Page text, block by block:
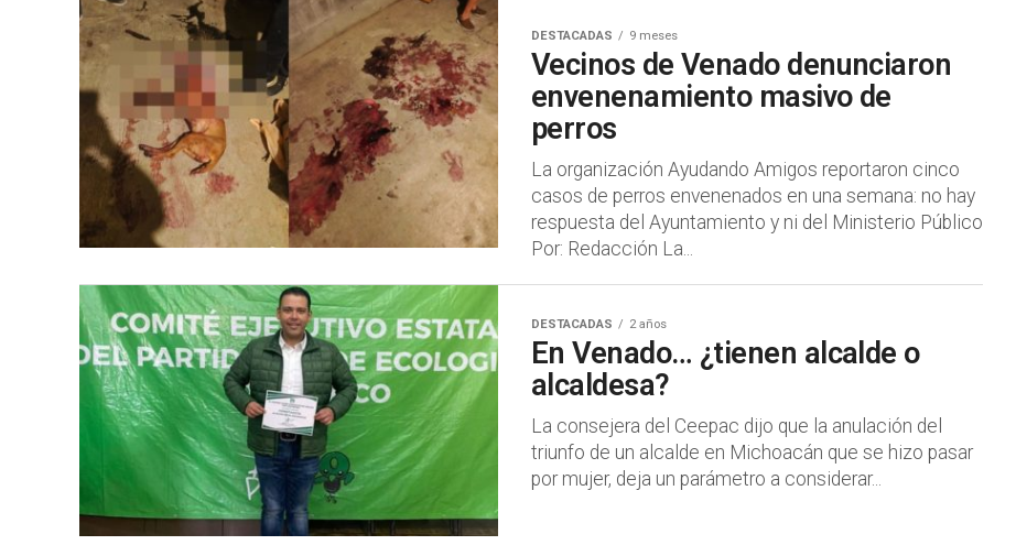
DESTACADAS 9 meses
Vecinos de Venado denunciaron
envenenamiento masivo de
perros
La organización Ayudando Amigos reportaron cinco
casos de perros envenenados en una semana: no hay
respuesta del Ayuntamiento y ni del Ministerio Público
Por: Redacción La...
DESTACADAS 2 años
En Venado… ¿tienen alcalde o
alcaldesa?
La consejera del Ceepac dijo que la anulación del
triunfo de un alcalde en Michoacán que se hizo pasar
por mujer, deja un parámetro a considerar...